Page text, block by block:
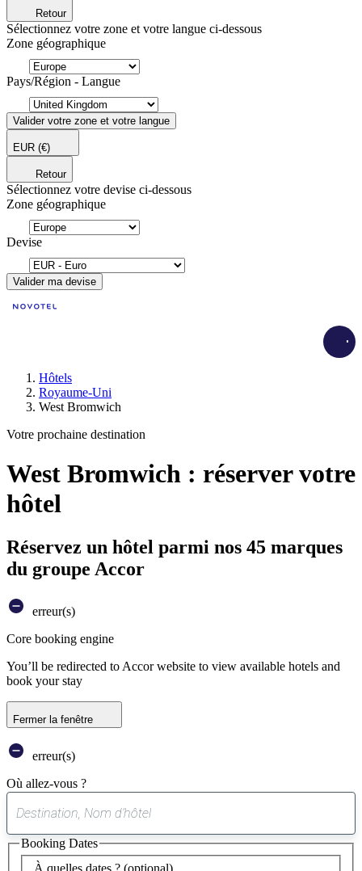
Retour
Sélectionnez votre zone et votre langue ci-dessous
Zone géographique
Pays/Région - Langue
Valider votre zone et votre langue
EUR (€)
Retour
Sélectionnez votre devise ci-dessous
Zone géographique
Devise
Valider ma devise
Hôtels
Royaume-Uni
West Bromwich
Votre prochaine destination
West Bromwich : réserver votre
hôtel
Réservez un hôtel parmi nos 45 marques
du groupe Accor
erreur(s)
Core booking engine
You’ll be redirected to Accor website to view available hotels and
book your stay
Fermer la fenêtre
erreur(s)
Où allez-vous ?
suggestion
trouvée
À quelles dates ? (optional)
Booking Dates